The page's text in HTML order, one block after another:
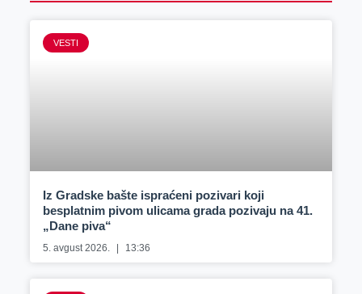
VESTI
Iz Gradske bašte ispraćeni pozivari koji
besplatnim pivom ulicama grada pozivaju na 41.
„Dane piva“
5. avgust 2026. 13:36